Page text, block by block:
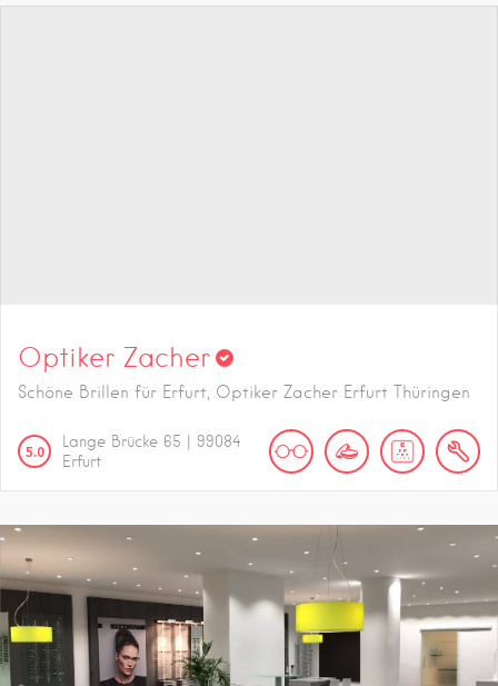
Optiker Zacher
Schöne Brillen für Erfurt, Optiker Zacher Erfurt Thüringen
5.0
Lange Brücke 65
99084
Erfurt